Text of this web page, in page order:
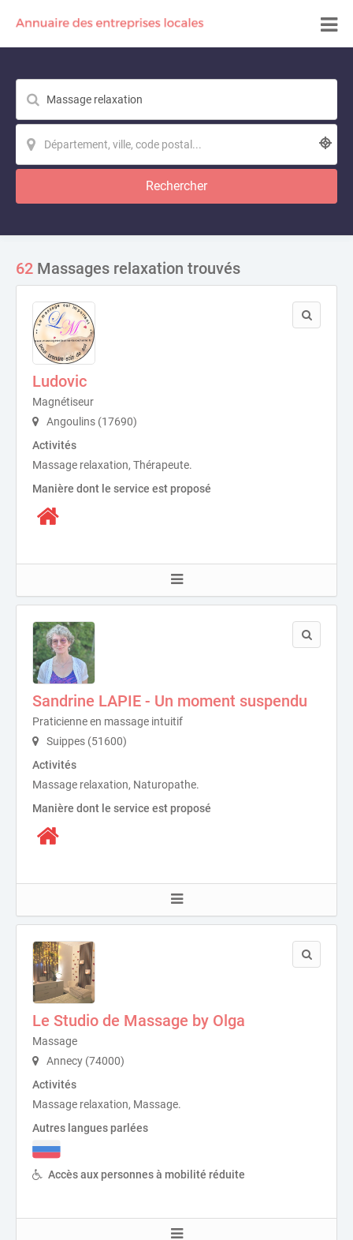
Rechercher
62 Massages relaxation trouvés
Ludovic
Magnétiseur
Angoulins (17690)
Activités
Massage relaxation, Thérapeute.
Manière dont le service est proposé
Sandrine LAPIE - Un moment suspendu
Praticienne en massage intuitif
Suippes (51600)
Activités
Massage relaxation, Naturopathe.
Manière dont le service est proposé
Le Studio de Massage by Olga
Massage
Annecy (74000)
Activités
Massage relaxation, Massage.
Autres langues parlées
Accès aux personnes à mobilité réduite